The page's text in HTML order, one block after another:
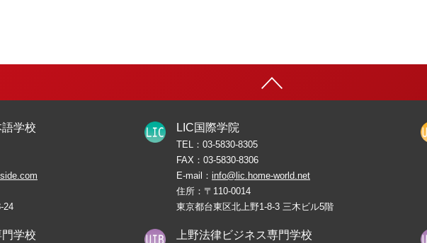
学校
24
LIC国際学院
TEL： 03-5830-8305
FAX： 03-5830-8306
E-mail： info@lic.home-world.net
住所：〒110-0014
東京都台東区北上野1-8-3 三木ビル5階
学校 上野法律ビジネス専門学校